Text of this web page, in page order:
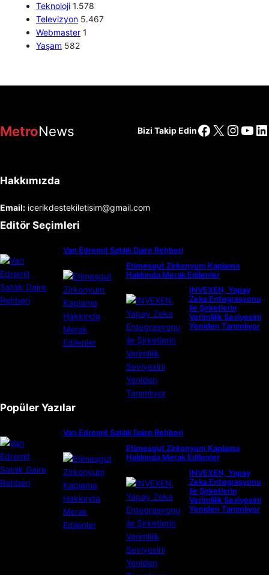
Teknoloji 1.578
Televizyon 5.467
Webmaster 1
Yaşam 582
MetroNews Bizi Takip EdinFacebook
X
Hakkımızda
Email: icerikdestekiletisim@gmail.com
Editör Seçimleri
Van Edremit Satılık Daire Rehberi
Etimesgut Zirkonyum Kaplama
Hakkında Merak Edilenler
INVEXEN, Yapay
Zeka Entegrasyonu
ile Şirketlerin
Verimlilik Seviyesini
Yeniden Tanımlıyor
Popüler Yazılar
Van Edremit Satılık Daire Rehberi
Etimesgut Zirkonyum Kaplama
Hakkında Merak Edilenler
INVEXEN, Yapay
Zeka Entegrasyonu
ile Şirketlerin
Verimlilik Seviyesini
Yeniden Tanımlıyor